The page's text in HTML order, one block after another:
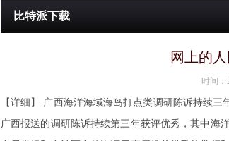
比特派下载
网上的
时间
【详细】 广西海洋海域海岛打点类调研陈诉持续
广西报送的调研陈诉持续第三年获评优秀，其中海